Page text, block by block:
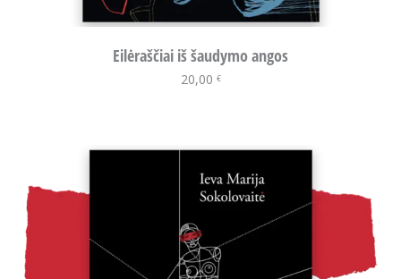
Eilėraščiai iš šaudymo angos
20,00 €